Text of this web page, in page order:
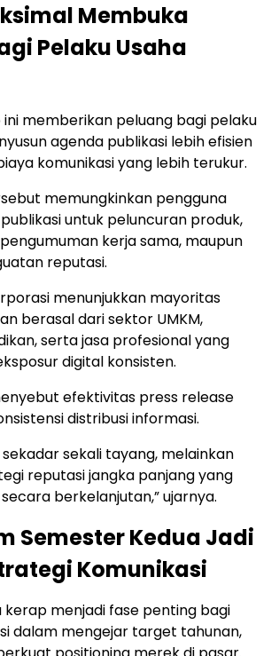
Membuka
Pelaku Usaha
memberikan peluang bagi pelaku
agenda publikasi lebih efisien
komunikasi yang lebih terukur.
memungkinkan pengguna
untuk peluncuran produk,
kerja sama, maupun
reputasi.
menunjukkan mayoritas
berasal dari sektor UMKM,
serta jasa profesional yang
digital konsisten.
efektivitas press release
distribusi informasi.
sekadar sekali tayang, melainkan
reputasi jangka panjang yang
berkelanjutan,” ujarnya.
Semester Kedua Jadi
Komunikasi
kerap menjadi fase penting bagi
dalam mengejar target tahunan,